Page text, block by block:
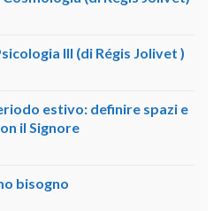
III (di Régis Jolivet )
estivo: definire spazi e
il Signore
bisogno